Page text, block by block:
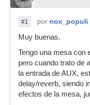
#1 por nox_populi
Muy buenas.
Tengo una mesa con
pero cuando trato de
la entrada de AUX,
delay/reverb, siendo
efectos de la mesa,